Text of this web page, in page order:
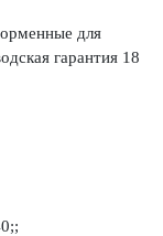
для
гарантия 18